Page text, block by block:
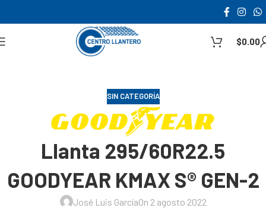
$0.00
SIN CATEGORÍA
Llanta 295/60R22.5
GOODYEAR KMAX S® GEN-2
José Luis GarcíaOn 2 agosto 2022